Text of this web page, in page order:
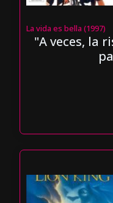
La vida es bella (1997)
"A veces, la